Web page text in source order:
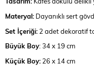
Materyal: Dayanıklı sert
Set İçeriği: 2 adet dekoratif
Büyük Boy: 34 x 19 cm
Küçük Boy: 26 x 14 cm